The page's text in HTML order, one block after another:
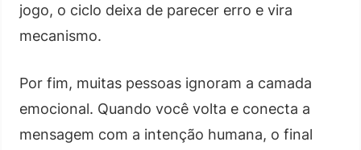
jogo, o ciclo deixa de parecer erro e vira
mecanismo.
Por fim, muitas pessoas ignoram a camada
emocional. Quando você volta e conecta a
mensagem com a intenção humana, o final